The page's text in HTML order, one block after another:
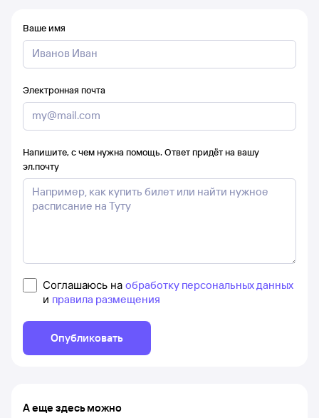
Ваше имя
Электронная почта
Напишите, с чем нужна помощь. Ответ придёт на вашу
эл.почту
Соглашаюсь на обработку персональных данных
и правила размещения
Опубликовать
А еще здесь можно